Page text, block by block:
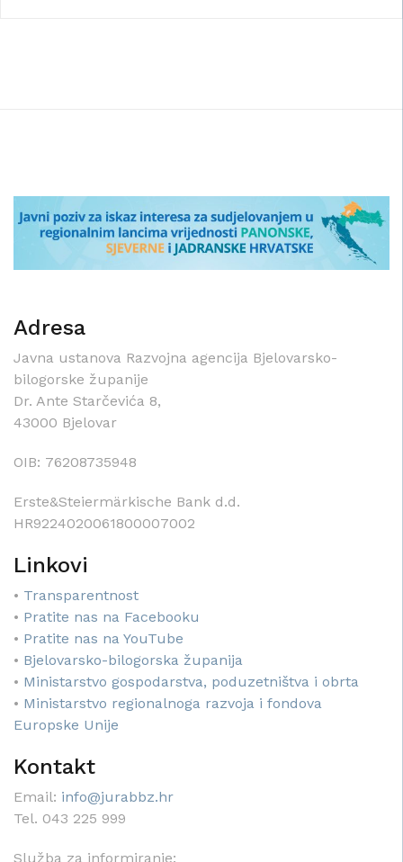
Adresa
Javna ustanova Razvojna agencija Bjelovarsko-
bilogorske županije
Dr. Ante Starčevića 8,
43000 Bjelovar
OIB: 76208735948
Erste&Steiermärkische Bank d.d.
HR9224020061800007002
Linkovi
• Transparentnost
• Pratite nas na Facebooku
• Pratite nas na YouTube
• Bjelovarsko-bilogorska županija
• Ministarstvo gospodarstva, poduzetništva i obrta
• Ministarstvo regionalnoga razvoja i fondova
Europske Unije
Kontakt
Email: info@jurabbz.hr
Tel. 043 225 999
Služba za informiranje: